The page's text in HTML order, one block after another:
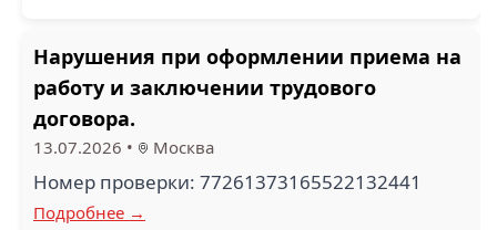
Нарушения при оформлении приема на
работу и заключении трудового
договора.
13.07.2026 • Москва
Номер проверки: 77261373165522132441
Подробнее →